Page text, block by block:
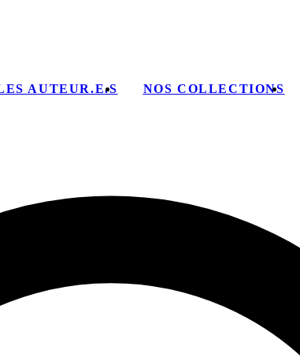
AUTEUR.E.S NOS COLLECTIONS